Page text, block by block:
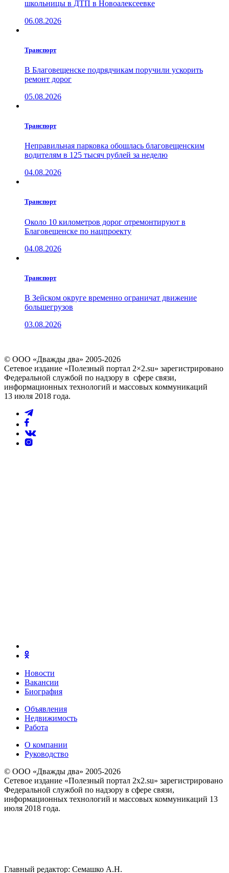
школьницы в ДТП в Новоалексеевке
06.08.2026
Транспорт
В Благовещенске подрядчикам поручили ускорить
ремонт дорог
05.08.2026
Транспорт
Неправильная парковка обошлась благовещенским
водителям в 125 тысяч рублей за неделю
04.08.2026
Транспорт
Около 10 километров дорог отремонтируют в
Благовещенске по нацпроекту
04.08.2026
Транспорт
В Зейском округе временно ограничат движение
большегрузов
03.08.2026
© ООО «Дважды два» 2005-2026
Сетевое издание «Полезный портал 2×2.su» зарегистрировано
Федеральной службой по надзору в сфере связи,
информационных технологий и массовых коммуникаций
13 июля 2018 года.
Новости
Вакансии
Биография
Объявления
Недвижимость
Работа
О компании
Руководство
© ООО «Дважды два» 2005-2026
Сетевое издание «Полезный портал 2x2.su» зарегистрировано
Федеральной службой по надзору в сфере связи,
информационных технологий и массовых коммуникаций 13
июля 2018 года.
Главный редактор: Семашко А.Н.